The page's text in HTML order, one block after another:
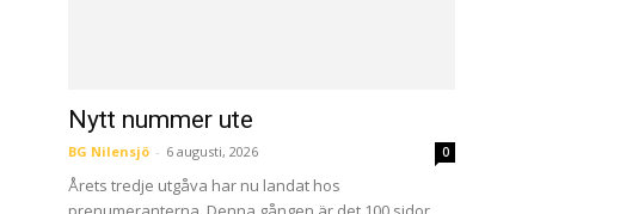
Nytt nummer ute
BG Nilensjö - 6 augusti, 2026 0
Årets tredje utgåva har nu landat hos